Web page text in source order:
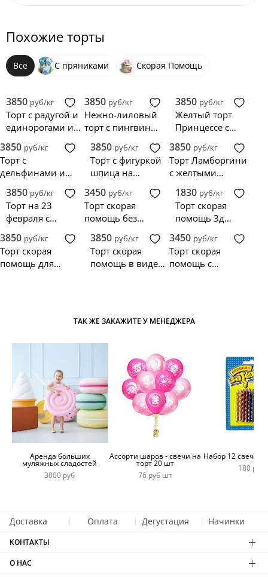
Похожие торты
Все С пряниками Скорая Помощь
3850 руб/кг
Торт с радугой и
единорогами из
лет
3850 руб/кг
Нежно-лиловый
торт с пингвином
3850 руб/кг
Желтый торт
Принцессе с
пряника
3850 руб/кг
Торт с
дельфинами и
пряников
3850 руб/кг
Торт с фигуркой
шпица на
3850 руб/кг
Торт Ламборгини
с желтыми
пряниками
3850 руб/кг
Торт на 23
февраля с
патронами
3450 руб/кг
Торт скорая
помощь без
1830 руб/кг
Торт скорая
помощь 3д
3850 руб/кг
Торт скорая
помощь для
3850 руб/кг
Торт скорая
помощь в виде
3450 руб/кг
Торт скорая
помощь с
ТАК ЖЕ ЗАКАЖИТЕ У МЕНЕДЖЕРА
Аренда больших
муляжных сладостей
3000 руб
Ассорти шаров - свечи на
торт 20 шт
76 руб шт
Набор 12 свечей
180 руб
Доставка Оплата Дегустация Начинки
КОНТАКТЫ
О НАС